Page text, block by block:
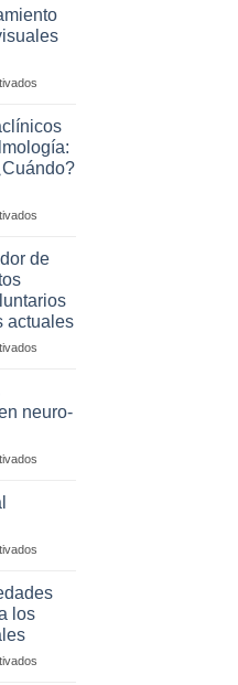
Diagnostic
and
Perspectives
de
Lente
Intraocular
pacientes
enfermedades
Neuro-
Oftalmológicas
en
tratamiento
de
síntomas
funcionales
en
paraclínicos
oftalmología:
angiografía.
¿Cuándo?
de
actuales
en
los
oculares
neuro-
en
oftalmología
en
los
en